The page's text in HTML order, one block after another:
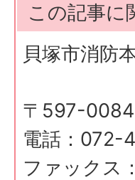
この記事に
貝塚市消防
〒597-
電話：072-
ファックス